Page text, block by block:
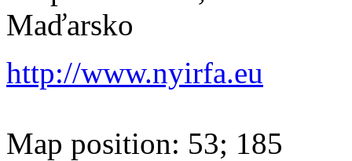
http://www.nyirfa.eu
Map position: 53; 185